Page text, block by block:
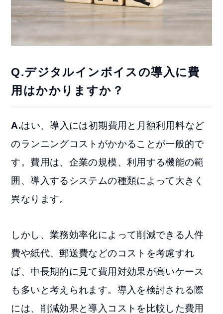
Q.デジタルインボイスの導入に費
用はかかりますか？
A.はい、導入には初期費用と月額利用料など
のランニングコストがかかることが一般的で
す。費用は、企業の規模、利用する機能の範
囲、導入するシステムの種類によって大きく
異なります。
しかし、業務効率化によって削減できる人件
費や紙代、郵送費などのコストを考慮すれ
ば、中長期的に見て費用対効果が高いケース
も多いと考えられます。導入を検討される際
には、削減効果と導入コストを比較した費用